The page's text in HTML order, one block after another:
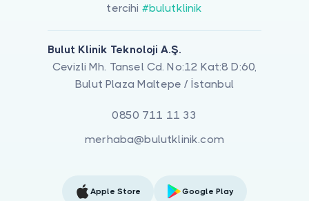
tercihi #bulutklinik
Bulut Klinik Teknoloji A.Ş.
Cevizli Mh. Tansel Cd. No:12 Kat:8 D:60,
Bulut Plaza Maltepe / İstanbul
0850 711 11 33
merhaba@bulutklinik.com
Apple Store Google Play